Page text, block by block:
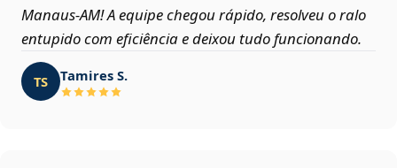
Manaus‑AM! A equipe chegou rápido, resolveu o ralo
entupido com eficiência e deixou tudo funcionando.
TS Tamires S.